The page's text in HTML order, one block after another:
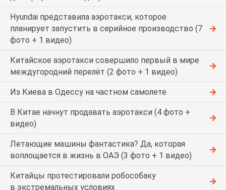
Hyundai представила аэротакси, которое
планирует запустить в серийное производство (7
фото + 1 видео)
Китайское аэротакси совершило первый в мире
междугородний перелёт (2 фото + 1 видео)
Из Киева в Одессу на частном самолете
В Китае начнут продавать аэротакси (4 фото +
видео)
Летающие машины фантастика? Да, которая
воплощается в жизнь в ОАЭ (3 фото + 1 видео)
Китайцы протестировали робособаку
в экстремальных условиях